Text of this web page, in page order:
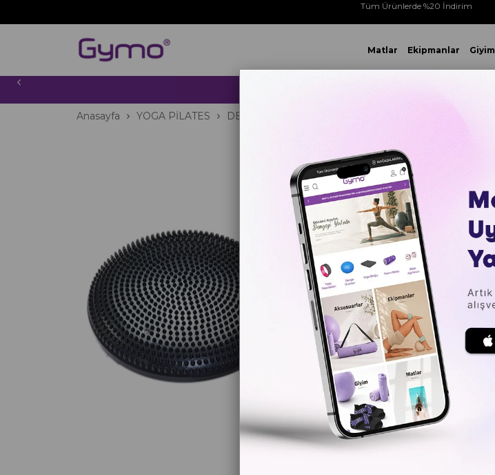
Tüm Ürünlerde %20 İndirim
Matlar Ekipmanlar Giyim
Anasayfa YOGA PİLATES DENGE EKİPMANLARI